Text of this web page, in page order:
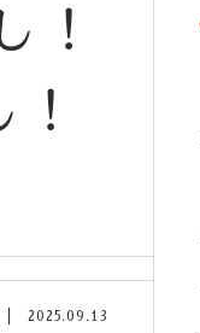
！
2025.09.13